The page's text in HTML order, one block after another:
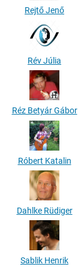
Rejtő Jenő
Rév Júlia
Réz Betyár Gábor
Róbert Katalin
Dahlke Rüdiger
Sablik Henrik